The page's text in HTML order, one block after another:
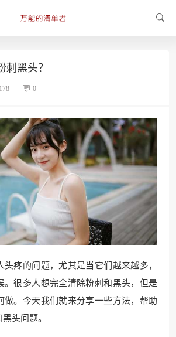
刺黑头？
178 0
头疼的问题，尤其是当它们越来越多，
。很多人想完全清除粉刺和黑头，但是
做。今天我们就来分享一些方法，帮助
头问题。